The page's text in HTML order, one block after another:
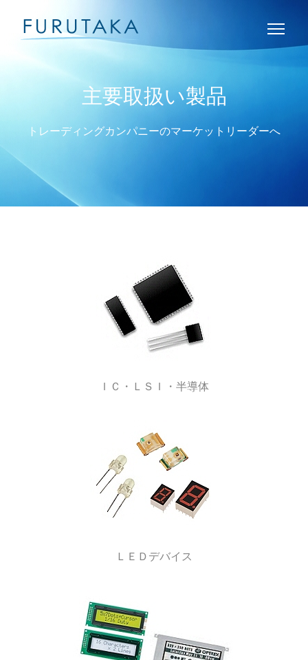
主要取扱い製品
トレーディングカンパニーのマーケットリーダーへ
ＩＣ・ＬＳＩ・半導体
ＬＥＤデバイス